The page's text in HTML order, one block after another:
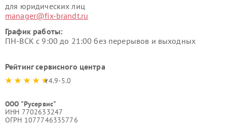
для юридических лиц
manager@fix-brandt.ru
График работы:
ПН-ВСК с 9:00 до 21:00 без перерывов и выходных
Рейтинг сервисного центра
4.9-5.0
ООО "Русервис"
ИНН 7702633247
ОГРН 1077746335776